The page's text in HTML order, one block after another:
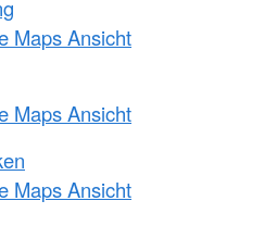
Maps Ansicht
Maps Ansicht
Maps Ansicht